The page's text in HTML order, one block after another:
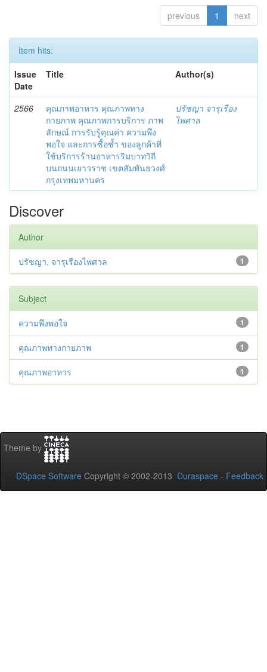
previous 1 next
Item hits:
Issue
Date
Title Author(s)
2566
คุณภาพอาหาร คุณภาพทาง
กายภาพ คุณภาพการบริการ ภาพ
ลักษณ์ การรับรู้คุณค่า ความพึง
พอใจ และการซื้อซ้ำ ของลูกค้าที่
ใช้บริการร้านอาหารริมบาทวิถี
บนถนนเยาวราช เขตสัมพันธวงศ์
กรุงเทพมหานคร
ปรัชญา จารุเรือง
ไพศาล
Discover
Author
1
ปรัชญา, จารุเรืองไพศาล
Subject
1
ความพึงพอใจ
1
คุณภาพทางกายภาพ
1
คุณภาพอาหาร
Theme by
DSpace Software Copyright © 2002-2013 Duraspace - Feedback